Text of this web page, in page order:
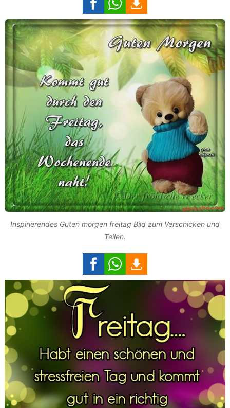
Inspirierendes Guten morgen freitag Bild zum Verschicken und
Teilen.